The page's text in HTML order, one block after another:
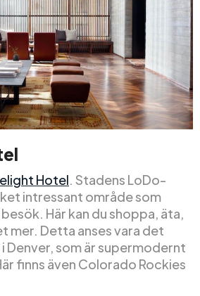
Hotel. Stadens LoDo-
intressant område som
Här kan du shoppa, äta,
mer. Detta anses vara det
Denver, som är supermodernt
finns även Colorado Rockies